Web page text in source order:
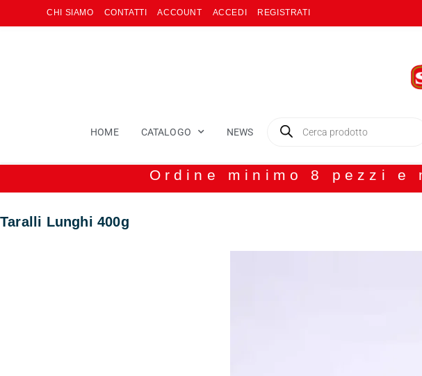
CHI SIAMO CONTATTI ACCOUNT ACCEDI REGISTRATI
HOME CATALOGO NEWS
Ordine minimo 8 pezzi
Taralli Lunghi 400g